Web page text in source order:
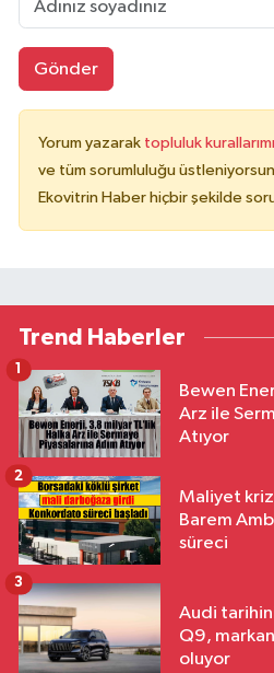
Gönder
Yorum yazarak topluluk
ve tüm sorumluluğu
Ekovitrin Haber hiçbir şekilde
Trend Haberler
Bewen
Arz ile
Atıyor
1
Maliyet
Barem
süreci
2
Audi
Q9,
oluyor
3